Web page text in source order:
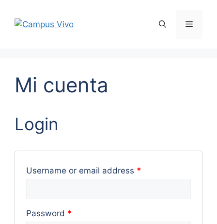
Mi cuenta
Login
Username or email address *
Password *